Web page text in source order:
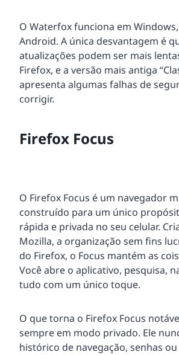
O Waterfox funciona em
Android. A única desvantagem é
atualizações podem ser mais
Firefox, e a versão mais antiga
apresenta algumas falhas de
corrigir.
Firefox Focus
O Firefox Focus é um navegador
construído para um único
rápida e privada no seu celular.
Mozilla, a organização sem fins
do Firefox, o Focus mantém as
Você abre o aplicativo, pesquisa,
tudo com um único toque.
O que torna o Firefox Focus
sempre em modo privado. Ele
histórico de navegação, senhas